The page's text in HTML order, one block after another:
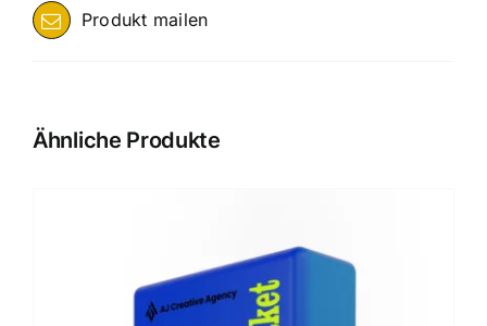
Produkt mailen
Ähnliche Produkte